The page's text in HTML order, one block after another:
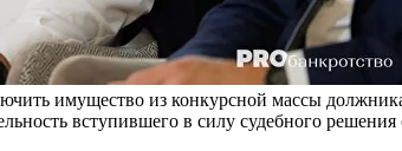
имущество из конкурсной массы
вступившего в силу судебного